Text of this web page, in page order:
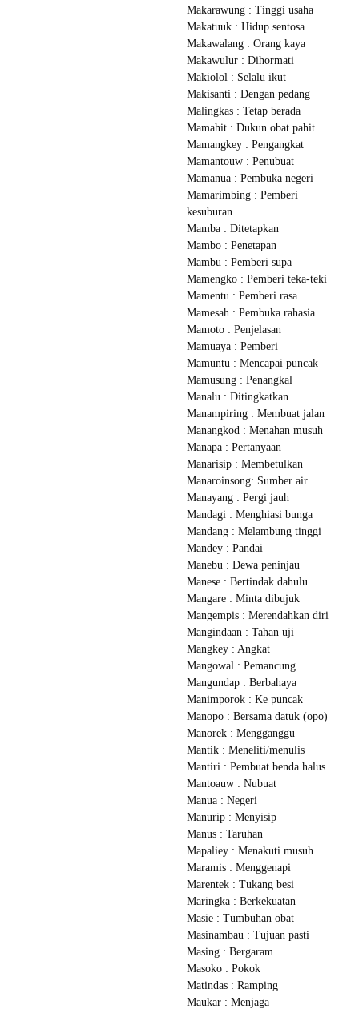
Makarawung : Tinggi usaha
Makatuuk : Hidup sentosa
Makawalang : Orang kaya
Makawulur : Dihormati
Makiolol : Selalu ikut
Makisanti : Dengan pedang
Malingkas : Tetap berada
Mamahit : Dukun obat pahit
Mamangkey : Pengangkat
Mamantouw : Penubuat
Mamanua : Pembuka negeri
Mamarimbing : Pemberi
kesuburan
Mamba : Ditetapkan
Mambo : Penetapan
Mambu : Pemberi supa
Mamengko : Pemberi teka-teki
Mamentu : Pemberi rasa
Mamesah : Pembuka rahasia
Mamoto : Penjelasan
Mamuaya : Pemberi
Mamuntu : Mencapai puncak
Mamusung : Penangkal
Manalu : Ditingkatkan
Manampiring : Membuat jalan
Manangkod : Menahan musuh
Manapa : Pertanyaan
Manarisip : Membetulkan
Manaroinsong: Sumber air
Manayang : Pergi jauh
Mandagi : Menghiasi bunga
Mandang : Melambung tinggi
Mandey : Pandai
Manebu : Dewa peninjau
Manese : Bertindak dahulu
Mangare : Minta dibujuk
Mangempis : Merendahkan diri
Mangindaan : Tahan uji
Mangkey : Angkat
Mangowal : Pemancung
Mangundap : Berbahaya
Manimporok : Ke puncak
Manopo : Bersama datuk (opo)
Manorek : Mengganggu
Mantik : Meneliti/menulis
Mantiri : Pembuat benda halus
Mantoauw : Nubuat
Manua : Negeri
Manurip : Menyisip
Manus : Taruhan
Mapaliey : Menakuti musuh
Maramis : Menggenapi
Marentek : Tukang besi
Maringka : Berkekuatan
Masie : Tumbuhan obat
Masinambau : Tujuan pasti
Masing : Bergaram
Masoko : Pokok
Matindas : Ramping
Maukar : Menjaga